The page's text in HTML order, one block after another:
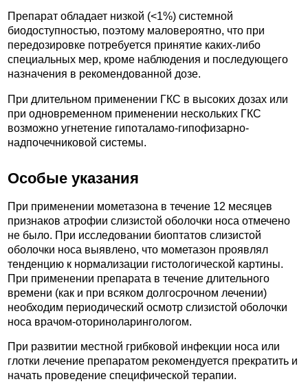
Препарат обладает низкой (<1%) системной
биодоступностью, поэтому маловероятно, что при
передозировке потребуется принятие каких-либо
специальных мер, кроме наблюдения и последующего
назначения в рекомендованной дозе.
При длительном применении ГКС в высоких дозах или
при одновременном применении нескольких ГКС
возможно угнетение гипоталамо-гипофизарно-
надпочечниковой системы.
Особые указания
При применении мометазона в течение 12 месяцев
признаков атрофии слизистой оболочки носа отмечено
не было. При исследовании биоптатов слизистой
оболочки носа выявлено, что мометазон проявлял
тенденцию к нормализации гистологической картины.
При применении препарата в течение длительного
времени (как и при всяком долгосрочном лечении)
необходим периодический осмотр слизистой оболочки
носа врачом-оториноларингологом.
При развитии местной грибковой инфекции носа или
глотки лечение препаратом рекомендуется прекратить и
начать проведение специфической терапии.